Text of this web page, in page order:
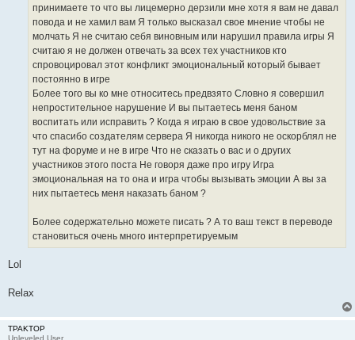
принимаете то что вы лицемерно дерзили мне хотя я вам не давал
повода и не хамил вам Я только высказал свое мнение чтобы не
молчать Я не считаю себя виновным или нарушил правила игры Я
считаю я не должен отвечать за всех тех участников кто
спровоцировал этот конфликт эмоциональный который бывает
постоянно в игре
Более того вы ко мне относитесь предвзято Словно я совершил
непростительное нарушение И вы пытаетесь меня баном
воспитать или исправить ? Когда я играю в свое удовольствие за
что спасибо создателям сервера Я никогда никого не оскорблял не
тут на форуме и не в игре Что не сказать о вас и о других
участников этого поста Не говоря даже про игру Игра
эмоциональная на то она и игра чтобы вызывать эмоции А вы за
них пытаетесь меня наказать баном ?
Более содержательно можете писать ? А то ваш текст в переводе
становиться очень много интерпретируемым
Lol
Relax
TPAKTOP
Unleveled User